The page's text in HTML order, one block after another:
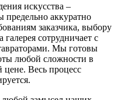
искусства –
предельно аккуратно
заказчика, выбору
сотрудничает с
Мы готовы
любой сложности в
Весь процесс